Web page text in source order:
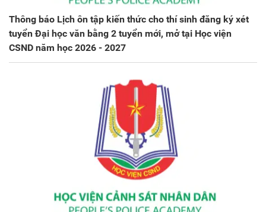
Thông báo Lịch ôn tập kiến thức cho thí sinh đăng ký xét
tuyển Đại học văn bằng 2 tuyển mới, mở tại Học viện
CSND năm học 2026 - 2027